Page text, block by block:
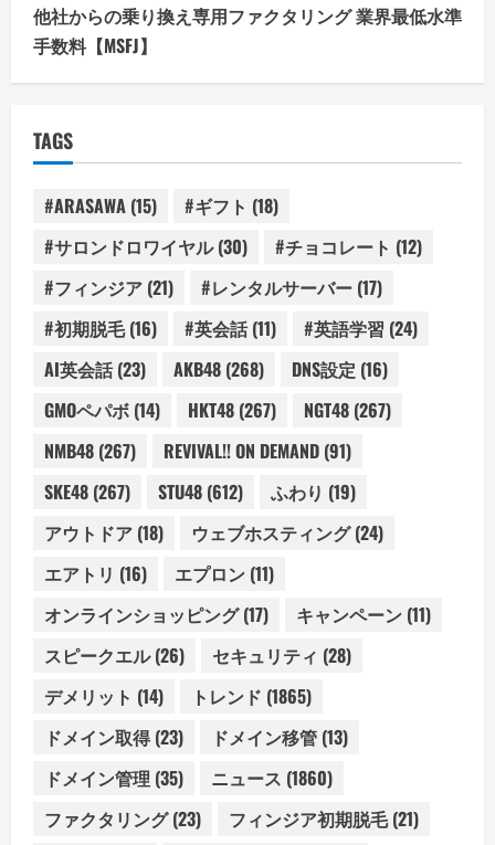
他社からの乗り換え専用ファクタリング 業界最低水準
手数料【MSFJ】
TAGS
#ARASAWA (15) #ギフト (18)
#サロンドロワイヤル(30) #チョコレート (12)
#フィンジア (21) #レンタルサーバー (17)
#初期脱毛(16) #英会話(11) #英語学習 (24)
AI英会話(23) AKB48 (268) DNS設定 (16)
GMOペパボ (14) HKT48 (267) NGT48 (267)
NMB48 (267) REVIVAL!! ON DEMAND (91)
SKE48 (267) STU48 (612) ふわり (19)
アウトドア (18) ウェブホスティング(24)
エアトリ (16) エプロン (11)
オンラインショッピング(17) キャンペーン (11)
スピークエル(26) セキュリティ (28)
デメリット (14) トレンド (1865)
ドメイン取得(23) ドメイン移管 (13)
ドメイン管理 (35) ニュース (1860)
ファクタリング(23) フィンジア初期脱毛(21)